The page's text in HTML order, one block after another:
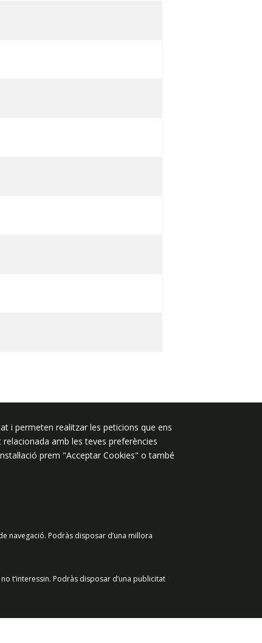
Segueix-nos a:
Avís legal
Contacte
i permeten realitzar les peticions que ens
amb les teves preferències
prem "Acceptar Cookies" o també
navegació. Podràs disposar d’una millora
t’interessin. Podràs disposar d’una publicitat
Acceptar Cookies